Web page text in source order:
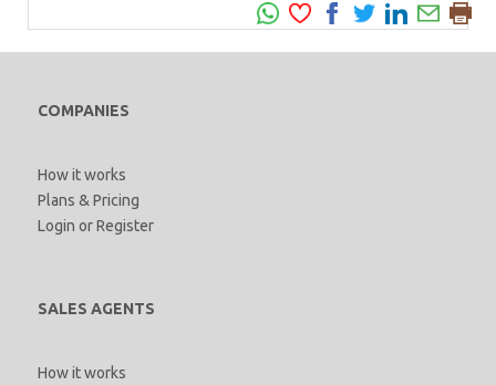
COMPANIES
How it works
Plans & Pricing
Login orRegister
SALES AGENTS
How it works